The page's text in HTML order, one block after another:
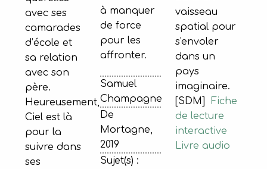
à manquer
de force
pour les
affronter.
Samuel
Champagne
De
Mortagne,
2019
Sujet(s) :
avec ses
camarades
d’école et
sa relation
avec son
père.
Heureusement,
Ciel est là
pour la
suivre dans
ses
vaisseau
spatial pour
s'envoler
dans un
pays
imaginaire.
[SDM]
Fiche
de lecture
interactive
Livre audio